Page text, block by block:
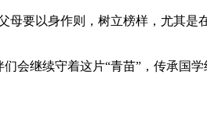
要以身作则，树立榜样，尤其
继续守着这片“青苗”，传承国